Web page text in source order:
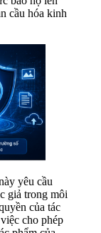
cầu hóa kinh
yêu cầu
giả trong môi
của tác
cho phép